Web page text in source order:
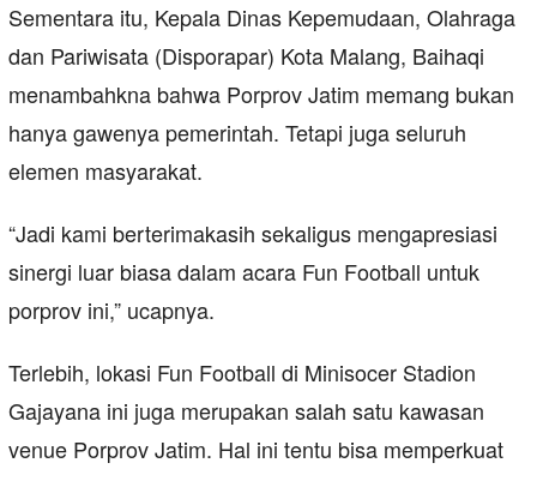
Sementara itu, Kepala Dinas Kepemudaan, Olahraga
dan Pariwisata (Disporapar) Kota Malang, Baihaqi
menambahkna bahwa Porprov Jatim memang bukan
hanya gawenya pemerintah. Tetapi juga seluruh
elemen masyarakat.
“Jadi kami berterimakasih sekaligus mengapresiasi
sinergi luar biasa dalam acara Fun Football untuk
porprov ini,” ucapnya.
Terlebih, lokasi Fun Football di Minisocer Stadion
Gajayana ini juga merupakan salah satu kawasan
venue Porprov Jatim. Hal ini tentu bisa memperkuat